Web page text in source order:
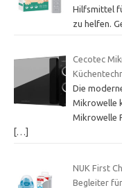
Hilfsmittel
zu helfen.
Cecotec
Die
Mikrowelle
Mikrowelle
[…]
NUK First
Begleiter